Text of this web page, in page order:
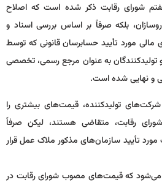
شورای رقابت ذکر شده است که اصلاح
بلکه صرفاً بر اساس بررسی اسناد و
مورد تأیید حسابرسان قانونی که توسط
به عنوان مرجع رسمی، تخصصی
و نهایی شده است.
تولیدکننده، قیمت‌های بیشتری را
رقابت، متقاضی هستند، لیکن صرفاً
تأیید سازمان‌های مذکور ملاک عمل قرار
می‌شود که قیمت‌های مصوب شورای رقابت در